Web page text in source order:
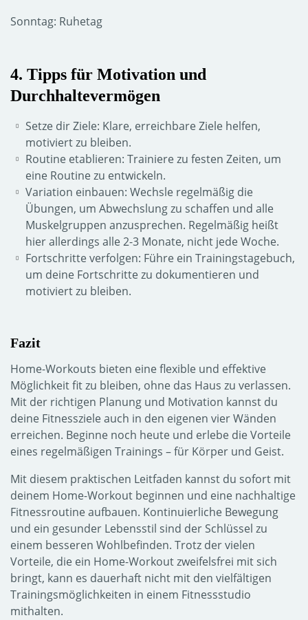
Sonntag: Ruhetag
4. Tipps für Motivation und
Durchhaltevermögen
Setze dir Ziele: Klare, erreichbare Ziele helfen,
motiviert zu bleiben.
Routine etablieren: Trainiere zu festen Zeiten, um
eine Routine zu entwickeln.
Variation einbauen: Wechsle regelmäßig die
Übungen, um Abwechslung zu schaffen und alle
Muskelgruppen anzusprechen. Regelmäßig heißt
hier allerdings alle 2-3 Monate, nicht jede Woche.
Fortschritte verfolgen: Führe ein Trainingstagebuch,
um deine Fortschritte zu dokumentieren und
motiviert zu bleiben.
Fazit
Home-Workouts bieten eine flexible und effektive
Möglichkeit fit zu bleiben, ohne das Haus zu verlassen.
Mit der richtigen Planung und Motivation kannst du
deine Fitnessziele auch in den eigenen vier Wänden
erreichen. Beginne noch heute und erlebe die Vorteile
eines regelmäßigen Trainings – für Körper und Geist.
Mit diesem praktischen Leitfaden kannst du sofort mit
deinem Home-Workout beginnen und eine nachhaltige
Fitnessroutine aufbauen. Kontinuierliche Bewegung
und ein gesunder Lebensstil sind der Schlüssel zu
einem besseren Wohlbefinden. Trotz der vielen
Vorteile, die ein Home-Workout zweifelsfrei mit sich
bringt, kann es dauerhaft nicht mit den vielfältigen
Trainingsmöglichkeiten in einem Fitnessstudio
mithalten.